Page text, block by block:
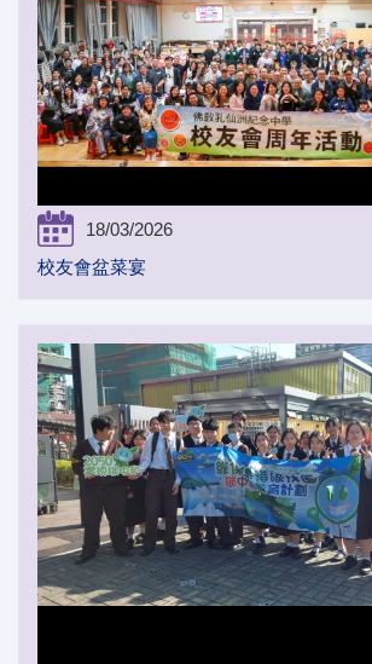
18/03/2026
校友會盆菜宴